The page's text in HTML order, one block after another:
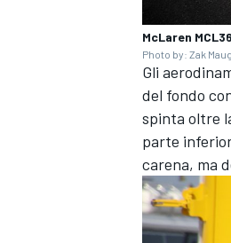
McLaren
Photo by: Zak
Gli
del fondo
spinta oltre
parte
carena, ma